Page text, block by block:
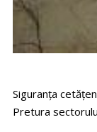
Siguranța
Pretura